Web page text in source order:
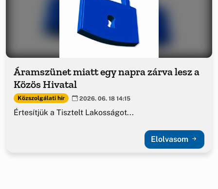
Áramszünet miatt egy napra zárva lesz a
Közös Hivatal
Közszolgálati hír 2026. 06. 18 14:15
Értesítjük a Tisztelt Lakosságot...
Elolvasom